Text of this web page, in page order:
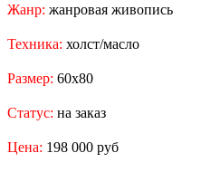
Жанр: жанровая живопись
Техника: холст/масло
Размер: 60x80
Статус: на заказ
Цена: 198 000 руб